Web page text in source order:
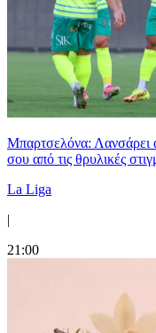
Μπαρτσελόνα: Λανσάρει
σου από τις θρυλικές
La Liga
|
21:00